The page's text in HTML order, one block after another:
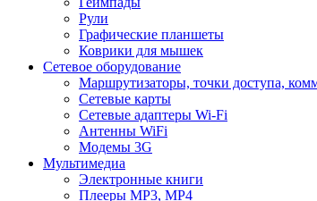
Рули
Графические планшеты
Коврики для мышек
Сетевое оборудование
Маршрутизаторы, точки доступа,
Сетевые карты
Сетевые адаптеры Wi-Fi
Антенны WiFi
Модемы 3G
Мультимедиа
Электронные книги
Плееры MP3, MP4